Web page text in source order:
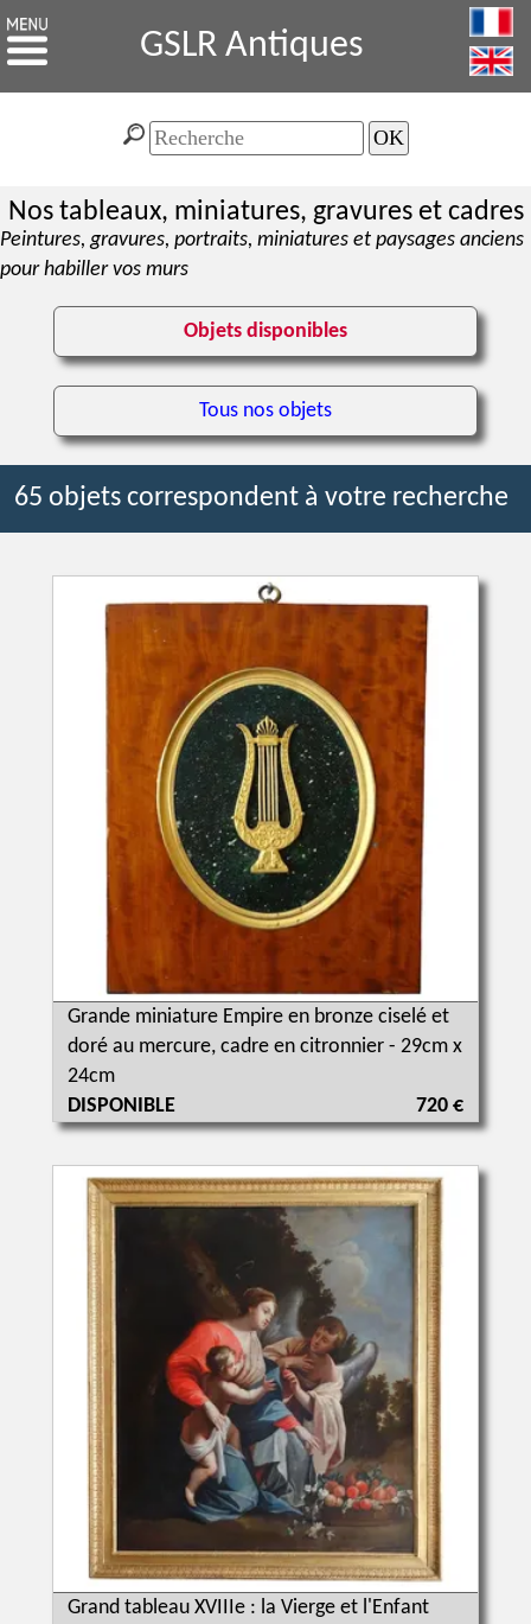
GSLR Antiques
Nos tableaux, miniatures, gravures et cadres
Peintures, gravures, portraits, miniatures et paysages anciens
pour habiller vos murs
Objets disponibles
Tous nos objets
65 objets correspondent à votre recherche
Grande miniature Empire en bronze ciselé et
doré au mercure, cadre en citronnier - 29cm x
24cm
DISPONIBLE
720 €
Grand tableau XVIIIe : la Vierge et l'Enfant